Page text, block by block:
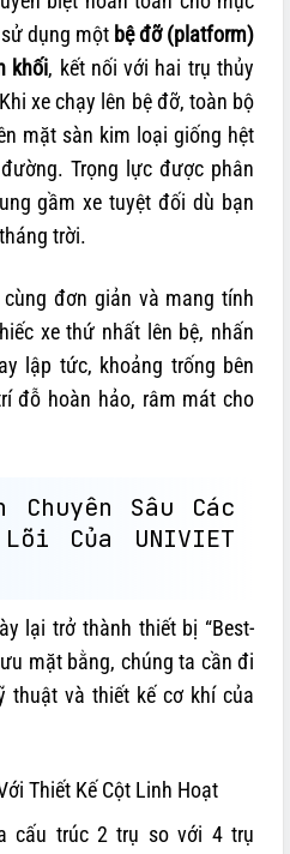
dụng một bệ đỡ (platform)
khối, kết nối với hai trụ thủy
xe chạy lên bệ đỡ, toàn bộ
mặt sàn kim loại giống hệt
Trọng lực được phân
gầm xe tuyệt đối dù bạn
trời.
đơn giản và mang tính
xe thứ nhất lên bệ, nhấn
lập tức, khoảng trống bên
đỗ hoàn hảo, râm mát cho
Sâu Các
Của UNIVIET
lại trở thành thiết bị “Best-
mặt bằng, chúng ta cần đi
thuật và thiết kế cơ khí của
Thiết Kế Cột Linh Hoạt
cấu trúc 2 trụ so với 4 trụ